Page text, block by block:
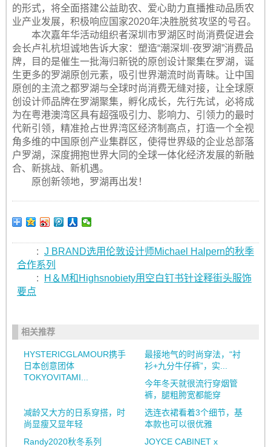
的形式，将全面搭建公益助农、爱心助力直播推动品质农
业产业发展，积极响应国家2020年决胜脱贫攻坚的号召。
本次嘉年华活动组织者深圳市罗湖区时尚消费促进会
会长卢礼杭坦诚地告诉大家：塑造“潮深圳·夜罗湖”消费品
牌，目的是催生一批海归新锐的原创设计聚集在罗湖，诞
生更多的罗湖原创元素，吸引世界潮流时尚青昧。让中国
原创的主流之都罗湖与全球时尚消费无缝对接，让全球原
创设计师品牌在罗湖聚集，孵化成长，先行先试，必将成
为在粤港澳湾区具有超强吸引力、影响力、引领力的最时
代新引领，精准抢占世界湾区经济制高点，打造一个全视
角多维的中国原创产业集群区，使得世界级的企业总部落
户罗湖，深度拥抱世界大同的全球一体化经济发展的新融
合、新挑战、新机遇。
原创新领地，罗湖再出发！
: J BRAND选用伦敦设计师Michael Halpern的秋季
合作系列
:
H＆M和Highsnobiety用空白钉书针诠释街头服饰
要点
相关推荐
HYSTERICGLAMOUR携手
日本创意团体
TOKYOVITAMI...
最接地气的时尚穿法，“衬
衫+九分牛仔裤”，实...
今年冬天就很流行穿烟管
裤，腿粗胯宽都能穿
减龄又大方的日系穿搭，时
尚显瘦又显年轻
选连衣裙看着3个细节，基
本款也可以很优雅
Randy2020秋冬系列
JOYCE CABINET x